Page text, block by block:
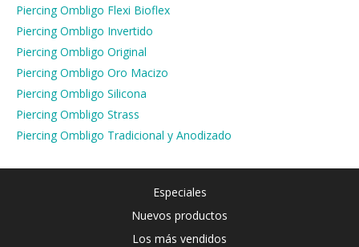
Piercing Ombligo Flexi Bioflex
Piercing Ombligo Invertido
Piercing Ombligo Original
Piercing Ombligo Oro Macizo
Piercing Ombligo Silicona
Piercing Ombligo Strass
Piercing Ombligo Tradicional y Anodizado
Especiales
Nuevos productos
Los más vendidos